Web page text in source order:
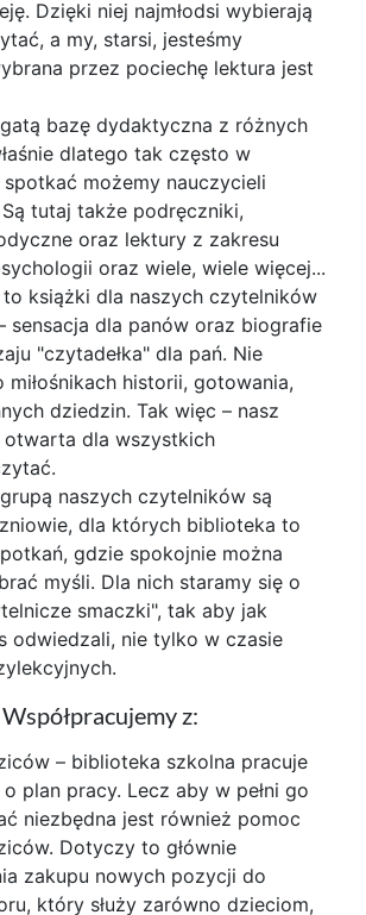
Dzięki niej najmłodsi wybierają
a my, starsi, jesteśmy
przez pociechę lektura jest
bazę dydaktyczna z różnych
dlatego tak często w
możemy nauczycieli
Są tutaj także podręczniki,
oraz lektury z zakresu
oraz wiele, wiele więcej...
to książki dla naszych czytelników
sensacja dla panów oraz biografie
"czytadełka" dla pań. Nie
miłośnikach historii, gotowania,
dziedzin. Tak więc – nasz
dla wszystkich
naszych czytelników są
dla których biblioteka to
gdzie spokojnie można
myśli. Dla nich staramy się o
smaczki", tak aby jak
odwiedzali, nie tylko w czasie
Współpracujemy z:
– biblioteka szkolna pracuje
plan pracy. Lecz aby w pełni go
niezbędna jest również pomoc
Dotyczy to głównie
zakupu nowych pozycji do
który służy zarówno dzieciom,